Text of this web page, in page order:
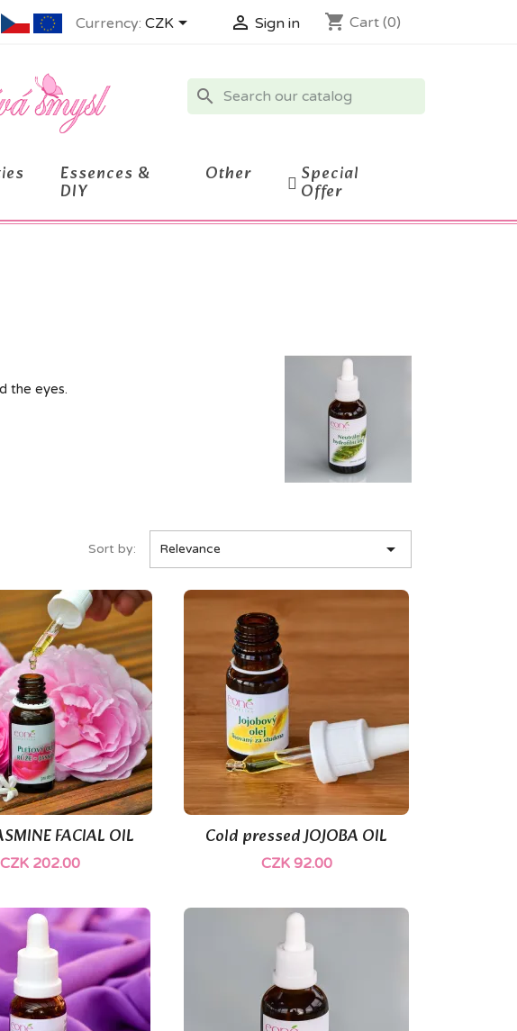
Currency: CZK  Sign in shopping_cart Cart (0)
search
Essences &
DIY
Other Special
Offer
the eyes.
Sort by: Relevance 
FACIAL OIL
CZK 202.00
Quick view Cold pressed JOJOBA OIL
CZK 92.00
Quick view